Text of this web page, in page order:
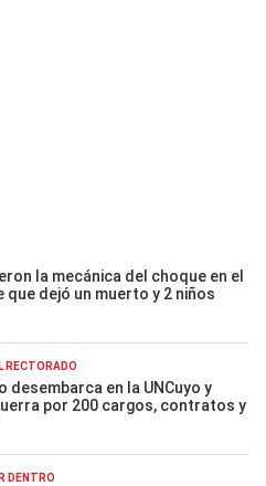
la mecánica del choque en el
que dejó un muerto y 2 niños
RECTORADO
desembarca en la UNCuyo y
por 200 cargos, contratos y
DENTRO